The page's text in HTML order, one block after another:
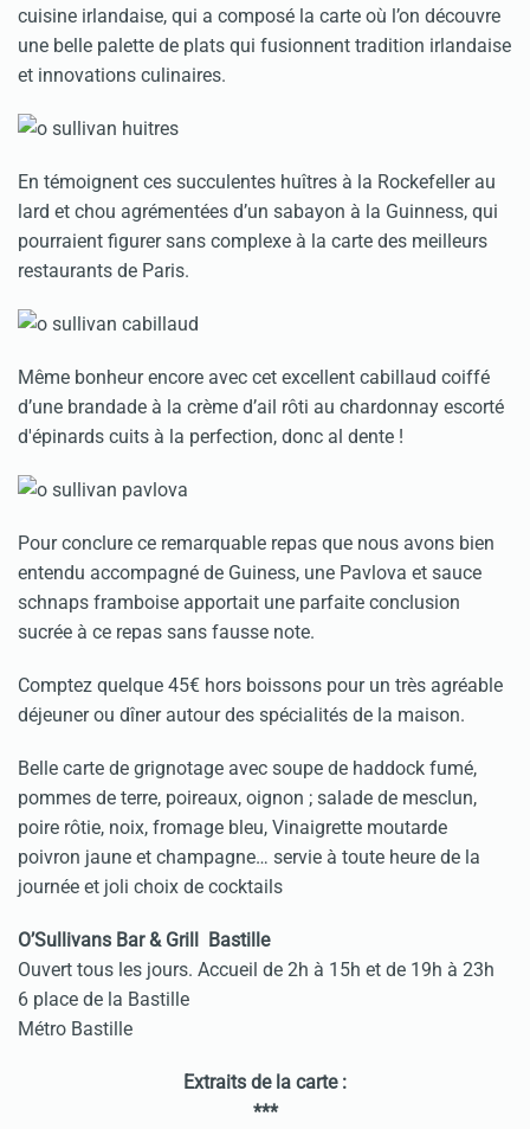
cuisine irlandaise, qui a composé la carte où l’on découvre
une belle palette de plats qui fusionnent tradition irlandaise
et innovations culinaires.
En témoignent ces succulentes huîtres à la Rockefeller au
lard et chou agrémentées d’un sabayon à la Guinness, qui
pourraient figurer sans complexe à la carte des meilleurs
restaurants de Paris.
Même bonheur encore avec cet excellent cabillaud coiffé
d’une brandade à la crème d’ail rôti au chardonnay escorté
d'épinards cuits à la perfection, donc al dente !
Pour conclure ce remarquable repas que nous avons bien
entendu accompagné de Guiness, une Pavlova et sauce
schnaps framboise apportait une parfaite conclusion
sucrée à ce repas sans fausse note.
Comptez quelque 45€ hors boissons pour un très agréable
déjeuner ou dîner autour des spécialités de la maison.
Belle carte de grignotage avec soupe de haddock fumé,
pommes de terre, poireaux, oignon ; salade de mesclun,
poire rôtie, noix, fromage bleu, Vinaigrette moutarde
poivron jaune et champagne… servie à toute heure de la
journée et joli choix de cocktails
O’Sullivans Bar & Grill Bastille
Ouvert tous les jours. Accueil de 2h à 15h et de 19h à 23h
6 place de la Bastille
Métro Bastille
Extraits de la carte :
***